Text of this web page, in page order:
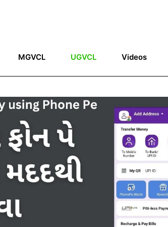
MGVCL UGVCL Videos